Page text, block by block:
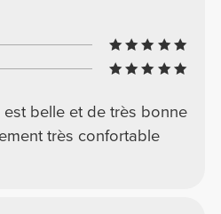
est belle et de très bonne
très confortable